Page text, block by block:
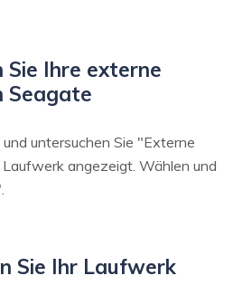
Sie Ihre externe
Seagate
untersuchen Sie "Externe
angezeigt. Wählen und
Sie Ihr Laufwerk